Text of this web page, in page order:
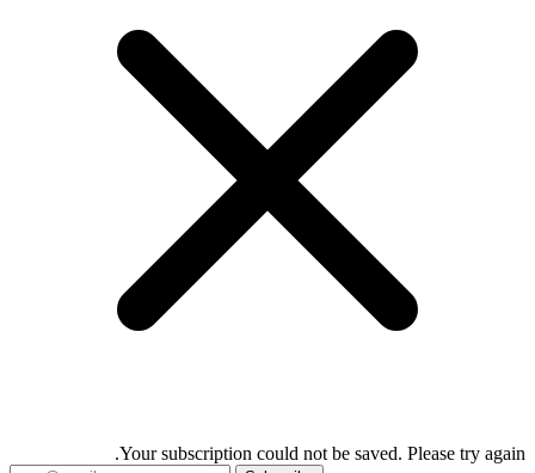
Your subscription could not be saved. Please try again.